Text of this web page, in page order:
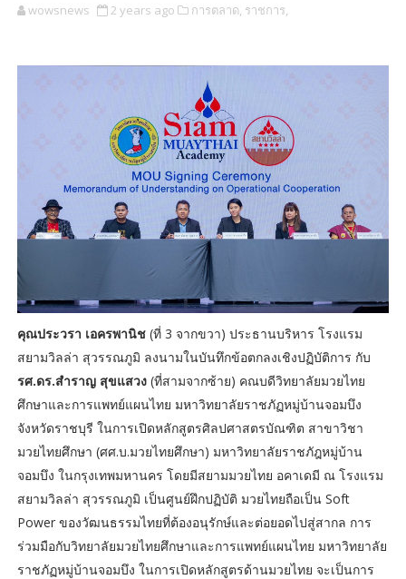
wowsnews 2 years ago การตลาด, ราชการ,
คุณประวรา เอครพานิช(ที่ 3 จากขวา) ประธานบริหาร โรงแรม
สยามวิลล่า สุวรรณภูมิ ลงนามในบันทึกข้อตกลงเชิงปฏิบัติการ กับ
รศ.ดร.สำราญ สุขแสวง(ที่สามจากซ้าย) คณบดีวิทยาลัยมวยไทย
ศึกษาและการแพทย์แผนไทย มหาวิทยาลัยราชภัฏหมู่บ้านจอมบึง
จังหวัดราชบุรี ในการเปิดหลักสูตรศิลปศาสตรบัณฑิต สาขาวิชา
มวยไทยศึกษา (ศศ.บ.มวยไทยศึกษา) มหาวิทยาลัยราชภัฎหมู่บ้าน
จอมบึง ในกรุงเทพมหานคร โดยมีสยามมวยไทย อคาเดมี ณ โรงแรม
สยามวิลล่า สุวรรณภูมิ เป็นศูนย์ฝึกปฏิบัติ มวยไทยถือเป็น Soft
Power ของวัฒนธรรมไทยที่ต้องอนุรักษ์และต่อยอดไปสู่สากล การ
ร่วมมือกับวิทยาลัยมวยไทยศึกษาและการแพทย์แผนไทย มหาวิทยาลัย
ราชภัฏหมู่บ้านจอมบึง ในการเปิดหลักสูตรด้านมวยไทย จะเป็นการ